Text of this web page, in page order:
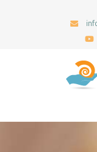
ACCUEIL
MON
ARTICLES